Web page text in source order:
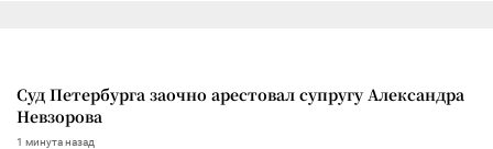
Суд Петербурга заочно арестовал супругу Александра
Невзорова
1 минута назад